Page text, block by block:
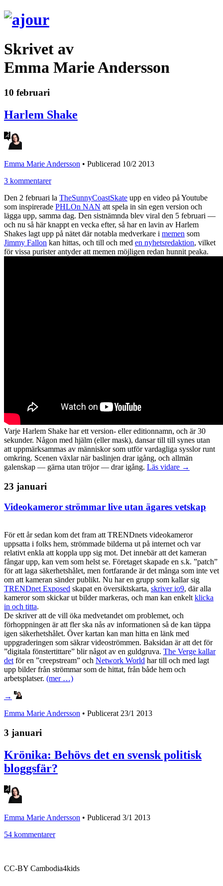
Skrivet av
Emma Marie Andersson
10 februari
Harlem Shake
Emma Marie Andersson • Publicerad 10/2 2013
3 kommentarer
Den 2 februari la TheSunnyCoastSkate upp en video på Youtube
som inspirerade PHLOn NAN att spela in sin egen version och
lägga upp, samma dag. Den sistnämnda blev viral den 5 februari —
och nu så här knappt en vecka efter, så har en lavin av Harlem
Shakes lagt upp på nätet där notabla medverkare i memen som
Jimmy Fallon kan hittas, och till och med en nyhetsredaktion, vilket
för vissa purister antyder att memen möjligen redan hunnit peaka.
Varje Harlem Shake har ett version- eller editionnamn, och är 30
sekunder. Någon med hjälm (eller mask), dansar till till synes utan
att uppmärksammas av människor som utför vardagliga sysslor runt
omkring. Scenen växlar när baslinjen drar igång, och allmän
galenskap — gärna utan tröjor — drar igång. Läs vidare →
23 januari
Videokameror strömmar live utan ägares vetskap
För ett år sedan kom det fram att TRENDnets videokameror
uppsatta i folks hem, strömmade bilderna ut på internet och var
relativt enkla att koppla upp sig mot. Det innebär att det kameran
fångar upp, kan vem som helst se. Företaget skapade en s.k. ”patch”
för att laga säkerhetshålet, men fortfarande är det många som inte vet
om att kameran sänder publikt. Nu har en grupp som kallar sig
TRENDnet Exposed skapat en översiktskarta, skriver io9, där alla
kameror som skickar ut bilder markeras, och man kan enkelt klicka
in och titta.
De skriver att de vill öka medvetandet om problemet, och
förhoppningen är att fler ska nås av informationen så de kan täppa
igen säkerhetshålet. Över kartan kan man hitta en länk med
uppgraderingen som säkrar videoströmmen. Baksidan är att det för
”digitala fönstertittare” blir något av en guldgruva. The Verge kallar
det för en ”creepstream” och Network World har till och med lagt
upp bilder från strömmar som de hittat, från både hem och
arbetsplatser. (mer …)
→
Emma Marie Andersson • Publicerat 23/1 2013
3 januari
Krönika: Behövs det en svensk politisk
bloggsfär?
Emma Marie Andersson • Publicerad 3/1 2013
54 kommentarer
CC-BY Cambodia4kids